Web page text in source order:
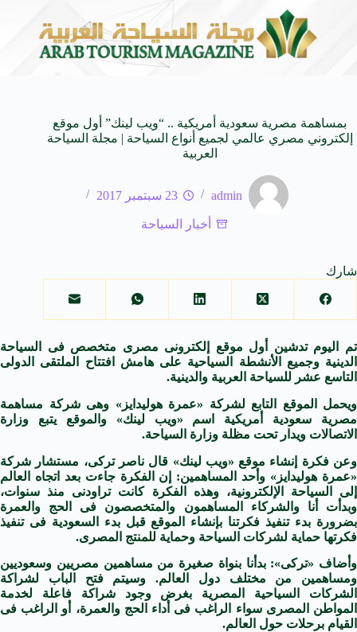
8 أغسطس 2026 وزير الثقافة السعودي: استضافة المملكة
بمساهمة مصرية سعودية أمريكية .. “ويب لينك” أول موقع
إلكتروني مصري عالمي لجميع أنواع السياحة | مجلة السياحة
العربية
admin 23 سبتمبر 2017
أخبار السياحة
شارك
تم اليوم تدشين أول موقع إلكترونى مصرى متخصص فى السياحة
الدينية وجميع الأنشطة السياحية على هامش افتتاح الملتقى الدولى
التاسع عشر للسياحة العربية والدينية.
ويحمل الموقع التابع لشركة «عمرة هوليدايز» وهى شركة مساهمة
مصرية سعودية أمريكية اسم «ويب لينك» والموقع يتبع وزارة
الاتصالات ويدار تحت مظلة وزارة السياحة.
وعن فكرة إنشاء موقع «ويب لينك» قال ناصر تركى، مستشار شركة
«عمرة هوليدايز» وأحد المساهمين: إن الفكرة جاءت بعد اتجاه العالم
إلى السياحة الإلكترونية، وهذه الفكرة كانت تراودنى منذ سنوات،
وبدأت أنا والشركاء المساهمون والمتخصصون فى الحج والعمرة
بضرورة بدء تنفيذ فكرتنا بإنشاء الموقع قبل بدء السعودية فى تنفيذ
فكرتها حماية لشركات السياحة وحماية للمنتج المصرى.
وأضاف «تركى»: بدأنا بنواة صغيرة من مساهمين مصريين وسعوديين
ومساهمين من مختلف دول العالم. وسيتم فتح الباب لشراكة
الشركات السياحية المصرية بغرض وجود شراكة فاعلة لخدمة
المواطن المصرى سواء الراغب فى أداء الحج والعمرة، أو الراغب فى
القيام برحلات حول العالم.